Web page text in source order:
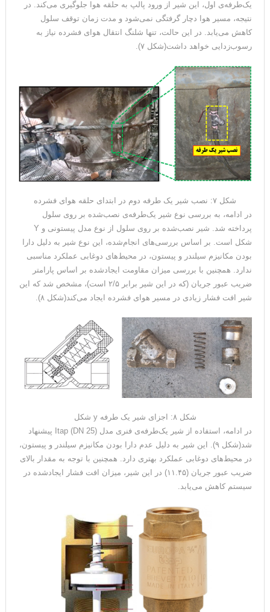
یک‌طرفه‌ی اول، این شیر از ورود پالپ به حلقه هوا جلوگیری می‌کند. در
نتیجه، مسیر هوا دچار گرفتگی نمی‌شود و مدت زمان توقف سلول
کاهش می‌یابد. در این حالت، تنها شلنگ انتقال هوای فشرده نیاز به
رسوب‌زدایی خواهد داشت(شکل ۷).
شکل ۷: نصب شیر یک طرفه دوم در ابتدای حلقه هوای فشرده
در ادامه، به بررسی نوع شیر یک‌طرفه‌ی نصب‌شده بر روی سلول
پرداخته شد. شیر نصب‌شده بر روی سلول از نوع مدل پیستونی و Y‌
شکل است. بر اساس بررسی‌های انجام‌شده، این نوع شیر به دلیل دارا
بودن مکانیزم سیلندر و پیستون، در محیط‌های دوغابی عملکرد مناسبی
ندارد. همچنین با بررسی میزان مقاومت ایجادشده بر اساس پارامتر
ضریب عبور جریان (که در این شیر برابر ۲/۵ است)، مشخص شد که این
شیر افت فشار زیادی در مسیر هوای فشرده ایجاد می‌کند(شکل ۸).
شکل ۸: اجزای شیر یک طرفه y شکل
در ادامه، استفاده از شیر یک‌طرفه‌ی فنری مدل Itap (DN 25) پیشنهاد
شد(شکل ۹). این شیر به دلیل عدم دارا بودن مکانیزم سیلندر و پیستون،
در محیط‌های دوغابی عملکرد بهتری دارد. همچنین با توجه به مقدار بالای
ضریب عبور جریان (۱۱.۴۵) در این شیر، میزان افت فشار ایجادشده در
سیستم کاهش می‌یابد.